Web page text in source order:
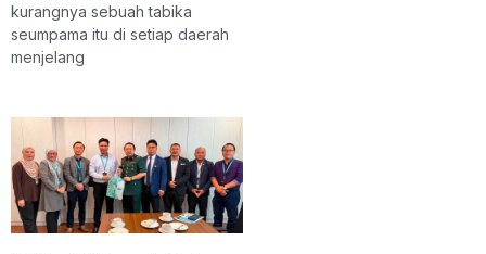
kurangnya sebuah tabika
seumpama itu di setiap daerah
menjelang